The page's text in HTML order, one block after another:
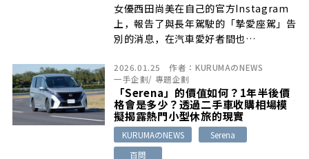
女優西田尚美在自己的官方Instagram
上，報告了與長年駕駛的「摯愛座駕」告
別的消息，在汽車愛好者間也…
2026.01.25 作者： KURUMAのNEWS
一手企劃/ 專題企劃
「Serena」的價值如何？1年半後價
格會是多少？透過二手車收購相場模
擬揭露熱門小型休旅的現實
KURUMAのNEWS
Serena
百問